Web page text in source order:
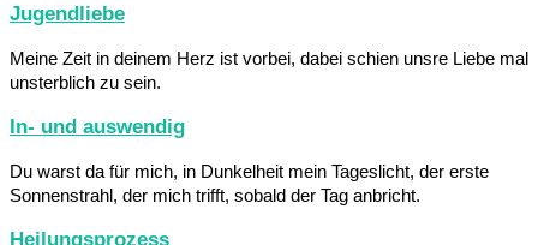
Jugendliebe
Meine Zeit in deinem Herz ist vorbei, dabei schien unsre Liebe mal
unsterblich zu sein.
In- und auswendig
Du warst da für mich, in Dunkelheit mein Tageslicht, der erste
Sonnenstrahl, der mich trifft, sobald der Tag anbricht.
Heilungsprozess